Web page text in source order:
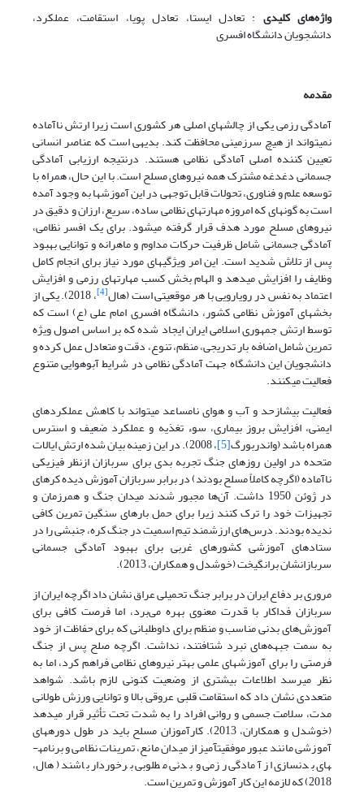
واژه‌های کلیدی : تعادل ایستا، تعادل پویا، استقامت، عملکرد،
دانشجویان دانشگاه افسری
مقدمه
آمادگی رزمی یکی از چالش­های اصلی هر کشوری است زیرا ارتش ناآماده
نمی­تواند از هیچ سرزمینی محافظت کند. بدیهی است که عناصر انسانی
تعیین کننده اصلی آمادگی نظامی هستند. درنتیجه ارزیابی آمادگی
جسمانی دغدغه مشترک همه نیروهای مسلح است. با این حال، همراه با
توسعه علم و فناوری، تحولات قابل توجهی در این آموزش­ها به وجود آمده
است به گونه­ای که امروزه مهارت­های نظامی ساده، سریع، ارزان و دقیق در
نیروهای مسلح مورد هدف قرار گرفته می­شود. برای یک افسر نظامی،
آمادگی جسمانی شامل ظرفیت حرکات مداوم و ماهرانه و توانایی بهبود
پس از تلاش شدید است. این امر ویژگی­های مورد نیاز برای انجام کامل
وظایف را افزایش می­دهد و الهام بخش کسب مهارت­های رزمی و افزایش
اعتماد به نفس در رویارویی با هر موقعیتی است (هال[4] ، 2018). یکی از
بخش­های آموزش نظامی کشور، دانشگاه افسری امام علی (ع) است که
توسط ارتش جمهوری اسلامی ایران ایجاد شده که بر اساس اصول ویژه
تمرین شامل اضافه بار تدریجی، منظم، تنوع، دقت و متعادل عمل کرده و
دانشجویان این دانشگاه جهت آمادگی نظامی در شرایط آب­وهوایی متنوع
فعالیت می­کنند.
فعالیت بیش­ازحد و آب و هوای نامساعد می­تواند با کاهش عملکردهای
ایمنی، افزایش بروز بیماری، سوء تغذیه و عملکرد ضعیف و استرس
همراه باشد (واندربورگ[5] ، 2008). در این زمینه بیان شده ارتش ایالات
متحده در اولین روزهای جنگ تجربه بدی برای سربازان ازنظر فیزیکی
ناآماده (اگرچه کاملاً مسلح بودند) در برابر سربازان آموزش دیده کره­ای
در ژوئن 1950 داشت. آن‌ها مجبور شدند میدان جنگ و هم­رزمان و
تجهیزات خود را ترک کنند زیرا برای حمل بارهای سنگین تمرین کافی
ندیده بودند. درس‌های ارزشمند تیم اسمیت در جنگ کره، جنبشی را در
ستادهای آموزشی کشورهای غربی برای بهبود آمادگی جسمانی
سربازانشان برانگیخت (خوشدل و همکاران، 2013).
مروری بر دفاع ایران در برابر جنگ تحمیلی عراق نشان داد اگرچه ایران از
سربازان فداکار با قدرت معنوی بهره می‌برد، اما فرصت کافی برای
آموزش‌های بدنی مناسب و منظم برای داوطلبانی که برای حفاظت از خود
به سمت جبهه‌های نبرد شتافتند، نداشت. اگرچه صلح پس از جنگ
فرصتی را برای آموزش­های علمی بهتر نیروهای نظامی فراهم کرد، اما به
نظر می­رسد اطلاعات بیشتری از وضعیت کنونی لازم باشد. شواهد
متعددی نشان داد که استقامت قلبی عروقی بالا و توانایی ورزش طولانی
مدت، سلامت جسمی و روانی افراد را به شدت تحت تأثیر قرار می­دهد
(خوشدل و همکاران، 2013). کارآموزان مسلح باید در طول دوره­های
آموزشی مانند عبور موفقیت­آمیز از میدان مانع، تمرینات نظامی و برنامه­
های بدنسازی از آمادگی رزمی و بدنی مطلوبی برخوردار باشند (هال،
2018) که لازمه این کار آموزش و تمرین است.